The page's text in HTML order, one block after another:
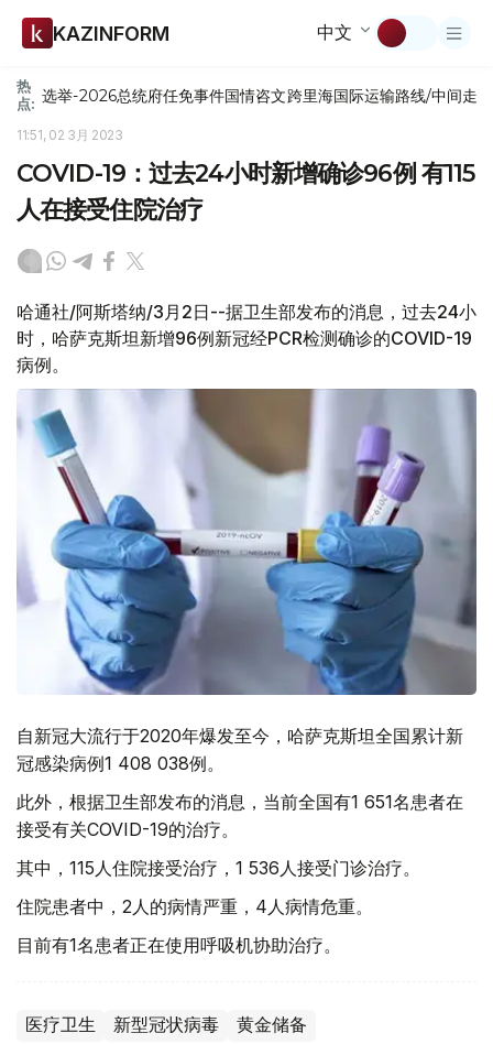
KAZINFORM 中文
热
点: 选举-2026总统府任免事件国情咨文跨里海国际运输路线/中间走廊
11:51, 02 3月 2023
COVID-19：过去24小时新增确诊96例 有115
人在接受住院治疗
哈通社/阿斯塔纳/3月2日--据卫生部发布的消息，过去24小
时，哈萨克斯坦新增96例新冠经PCR检测确诊的COVID-19
病例。
自新冠大流行于2020年爆发至今，哈萨克斯坦全国累计新
冠感染病例1 408 038例。
此外，根据卫生部发布的消息，当前全国有1 651名患者在
接受有关COVID-19的治疗。
其中，115人住院接受治疗，1 536人接受门诊治疗。
住院患者中，2人的病情严重，4人病情危重。
目前有1名患者正在使用呼吸机协助治疗。
医疗卫生 新型冠状病毒 黄金储备